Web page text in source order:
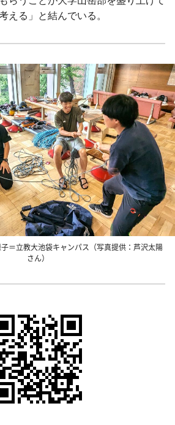
える」と結んでいる。
＝立教大池袋キャンパス（写真提供：芦沢太陽
さん）